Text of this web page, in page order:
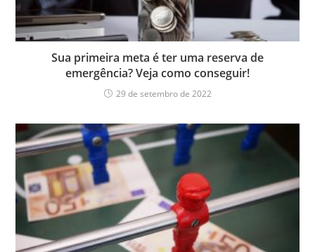
Sua primeira meta é ter uma reserva de
emergência? Veja como conseguir!
29 de setembro de 2022